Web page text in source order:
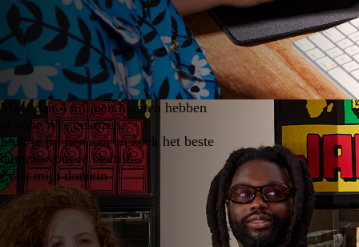
Meer dan 4 miljoen klanten hebben
al voor Wix gekozen.
Sluit je bij hen aan en zoek het beste
domein voor je bedrijf.
Zoek mijn domein